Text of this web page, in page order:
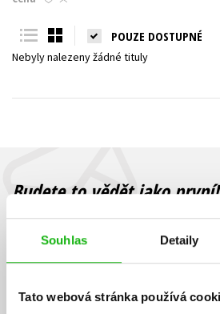
Souhlas Detaily
Tato webová stránka používá
Young adult (SK)
Všechny tituly
POUZE DOSTUPNÉ
Nebyly nalezeny žádné tituly
Budete to vědět jako první!
Zajímá Vás, jaký knižní hit právě vychází,
sleva, jaká běží soutěž o ceny? Přihlášením
souhlasíte se
mailová
adresa
mailová
adresa
Vaše e-mailová adresa